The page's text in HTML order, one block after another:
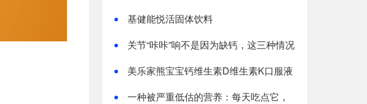
基健能悦活固体饮料
关节“咔咔”响不是因为缺钙，这三种情况
美乐家熊宝宝钙维生素D维生素K口服液
一种被严重低估的营养：每天吃点它，